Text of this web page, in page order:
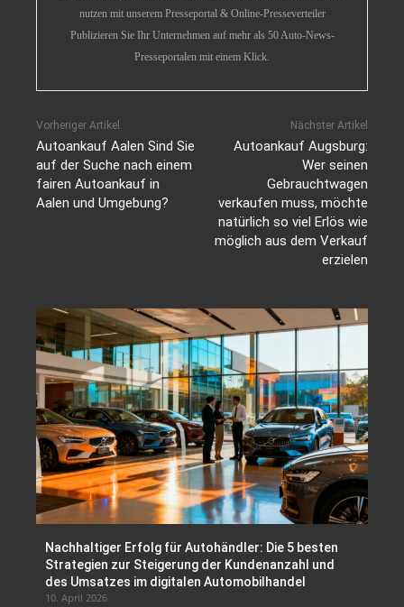
nutzen mit unserem Presseportal & Online-Presseverteiler
Publizieren Sie Ihr Unternehmen auf mehr als 50 Auto-News-
Presseportalen mit einem Klick.
Vorheriger Artikel
Autoankauf Aalen Sind Sie
auf der Suche nach einem
fairen Autoankauf in
Aalen und Umgebung?
Nächster Artikel
Autoankauf Augsburg:
Wer seinen
Gebrauchtwagen
verkaufen muss, möchte
natürlich so viel Erlös wie
möglich aus dem Verkauf
erzielen
Nachhaltiger Erfolg für Autohändler: Die 5 besten
Strategien zur Steigerung der Kundenanzahl und
des Umsatzes im digitalen Automobilhandel
10. April 2026